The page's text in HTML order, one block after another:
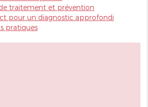
traitement et prévention
pour un diagnostic approfondi
pratiques